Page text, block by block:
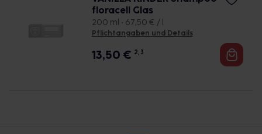
floracell Glas
200 ml • 67,50 € / l
Pflichtangaben und Details
13,50 € 2, 3